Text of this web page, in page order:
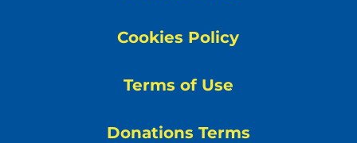
Cookies Policy
Terms of Use
Donations Terms